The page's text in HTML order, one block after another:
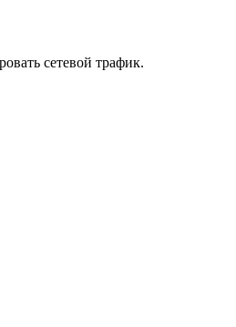
сетевой трафик.